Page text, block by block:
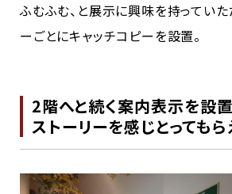
ふむふむ、と展示に興味を持ってい
ーごとにキャッチコピーを設置。
2階へと続く案内表示を設
ストーリーを感じとってもら